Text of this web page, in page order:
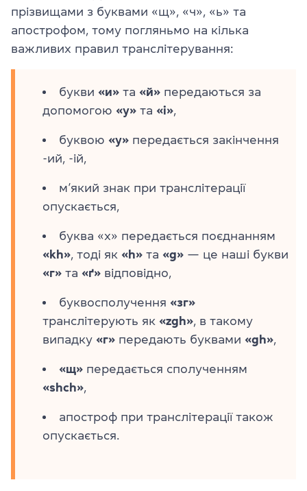
прізвищами з буквами «щ», «ч», «ь» та
апострофом, тому погляньмо на кілька
важливих правил транслітерування:
букви «и» та «й» передаються за
допомогою «y» та «і»
буквою «у» передається закінчення
-ий, -ій,
м’який знак при транслітерації
опускається,
буква «х» передається поєднанням
«kh» , тоді як «h» та «g» — це наші букви
«г» та «ґ» відповідно,
буквосполучення «зг»
транслітерують як «zgh» , в такому
випадку «г» передають буквами «gh»
«щ» передається сполученням
«shch»
апостроф при транслітерації також
опускається.